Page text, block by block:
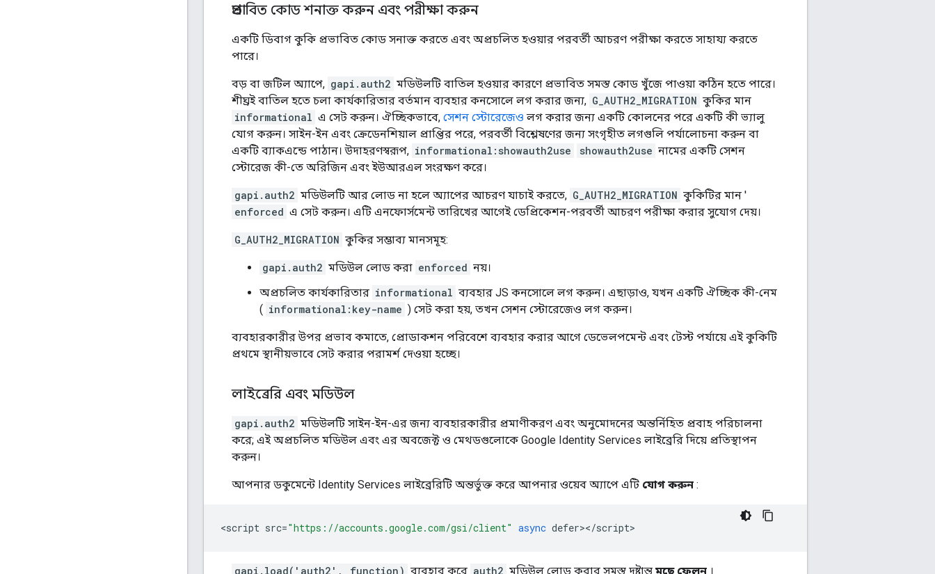
প্রভাবিত কোড শনাক্ত করুন এবং পরীক্ষা করুন
একটি ডিবাগ কুকি প্রভাবিত কোড সনাক্ত করতে এবং অপ্রচলিত হওয়ার পরবর্তী আচরণ পরীক্ষা করতে সাহায্য করতে
পারে।
বড় বা জটিল অ্যাপে, gapi.auth2 মডিউলটি বাতিল হওয়ার কারণে প্রভাবিত সমস্ত কোড খুঁজে পাওয়া কঠিন হতে পারে।
শীঘ্রই বাতিল হতে চলা কার্যকারিতার বর্তমান ব্যবহার কনসোলে লগ করার জন্য, G_AUTH2_MIGRATION কুকির মান
informational এ সেট করুন। ঐচ্ছিকভাবে, সেশন স্টোরেজেও লগ করার জন্য একটি কোলনের পরে একটি কী ভ্যালু
যোগ করুন। সাইন-ইন এবং ক্রেডেনশিয়াল প্রাপ্তির পরে, পরবর্তী বিশ্লেষণের জন্য সংগৃহীত লগগুলি পর্যালোচনা করুন বা
একটি ব্যাকএন্ডে পাঠান। উদাহরণস্বরূপ, informational:showauth2use showauth2use নামের একটি সেশন
স্টোরেজ কী-তে অরিজিন এবং ইউআরএল সংরক্ষণ করে।
gapi.auth2 মডিউলটি আর লোড না হলে অ্যাপের আচরণ যাচাই করতে, G_AUTH2_MIGRATION কুকিটির মান '
enforced এ সেট করুন। এটি এনফোর্সমেন্ট তারিখের আগেই ডেপ্রিকেশন-পরবর্তী আচরণ পরীক্ষা করার সুযোগ দেয়।
G_AUTH2_MIGRATION কুকির সম্ভাব্য মানসমূহ:
gapi.auth2 মডিউল লোড করা enforced নয়।
অপ্রচলিত কার্যকারিতার informational ব্যবহার JS কনসোলে লগ করুন। এছাড়াও, যখন একটি ঐচ্ছিক কী-নেম
( informational:key-name ) সেট করা হয়, তখন সেশন স্টোরেজেও লগ করুন।
ব্যবহারকারীর উপর প্রভাব কমাতে, প্রোডাকশন পরিবেশে ব্যবহার করার আগে ডেভেলপমেন্ট এবং টেস্ট পর্যায়ে এই কুকিটি
প্রথমে স্থানীয়ভাবে সেট করার পরামর্শ দেওয়া হচ্ছে।
লাইব্রেরি এবং মডিউল
gapi.auth2 মডিউলটি সাইন-ইন-এর জন্য ব্যবহারকারীর প্রমাণীকরণ এবং অনুমোদনের অন্তর্নিহিত প্রবাহ পরিচালনা
করে; এই অপ্রচলিত মডিউল এবং এর অবজেক্ট ও মেথডগুলোকে Google Identity Services লাইব্রেরি দিয়ে প্রতিস্থাপন
করুন।
আপনার ডকুমেন্টে Identity Services লাইব্রেরিটি অন্তর্ভুক্ত করে আপনার ওয়েব অ্যাপে এটি যোগ করুন :
<script src="https://accounts.google.com/gsi/client" async defer></script
gapi.load('auth2', function) ব্যবহার করে auth2 মডিউল লোড করার সমস্ত দৃষ্টান্ত মুছে ফেলুন ।